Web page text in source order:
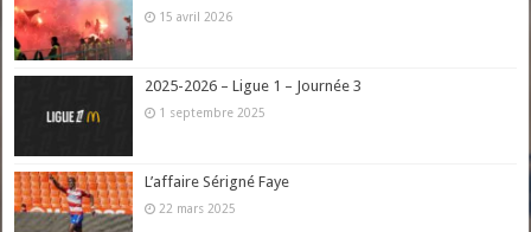
15 avril 2026
2025-2026 – Ligue 1 – Journée 3
1 septembre 2025
L’affaire Sérigné Faye
22 mars 2025